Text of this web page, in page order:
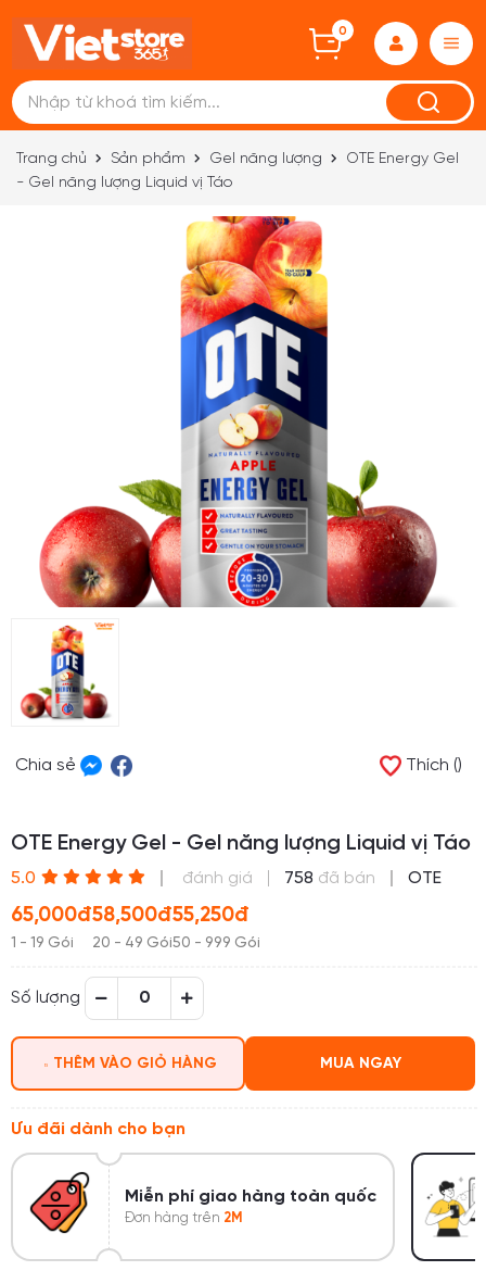
0
Trang chủ Sản phẩm Gel năng lượng
OTE Energy Gel
- Gel năng lượng Liquid vị Táo
Chia sẻ Thích ()
OTE Energy Gel - Gel năng lượng Liquid vị Táo
5.0 (*)(*) (*) (*) (*) đánh giá 758 đã bán OTE
65,000đ
1 - 19 Gói
58,500đ
20 - 49 Gói
55,250đ
50 - 999 Gói
Số lượng
THÊM VÀO GIỎ HÀNG MUA NGAY
Ưu đãi dành cho bạn
Miễn phí giao hàng toàn quốc
Đơn hàng trên 2M